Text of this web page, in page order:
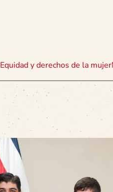
Equidad y derechos de la mujer